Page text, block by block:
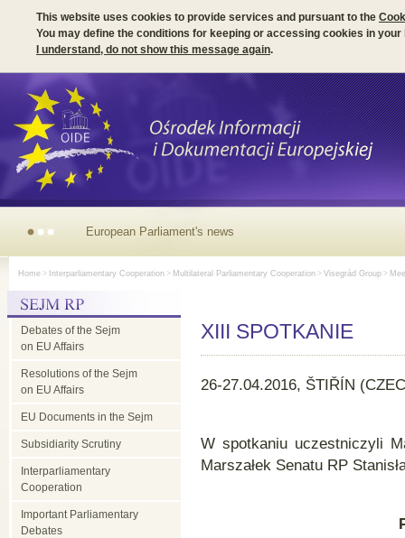
This website uses cookies to provide services and pursuant to the
You may define the conditions for keeping or accessing cookies in your
I understand, do not show this message again.
European
Parliament's
news
Home > Interparliamentary Cooperation > Multilateral Parliamentary Cooperation > Visegrád Group >
Debates of the Sejm
on EU Affairs
Resolutions of the Sejm
on EU Affairs
EU Documents in the Sejm
Subsidiarity Scrutiny
Interparliamentary
Cooperation
Important Parliamentary
Debates
XIII SPOTKANIE
26-27.04.2016, ŠTIŘÍN
W spotkaniu uczestniczyli
Marszałek Senatu RP